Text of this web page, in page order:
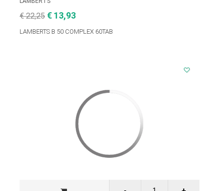
€ 22,25 € 13,93
LAMBERTS B 50 COMPLEX 60TAB